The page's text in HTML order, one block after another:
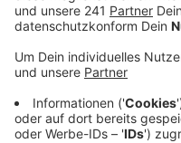
Demnach ist gerade
Menschen, die eine